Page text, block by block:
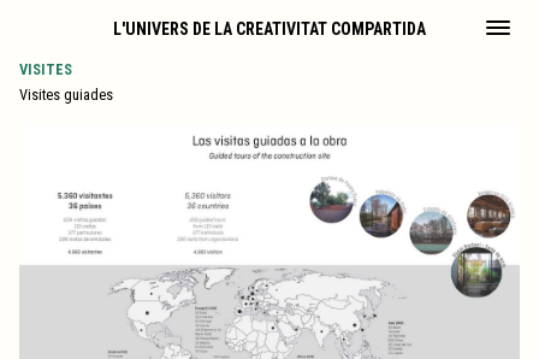
L'UNIVERS DE LA CREATIVITAT COMPARTIDA
VISITES
Visites guiades